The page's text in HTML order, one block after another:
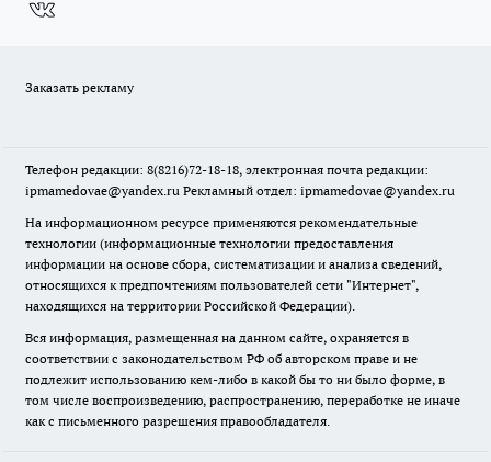
Заказать рекламу
Телефон редакции: 8(8216)72-18-18, электронная почта редакции:
ipmamedovae@yandex.ru Рекламный отдел: ipmamedovae@yandex.ru
На информационном ресурсе применяются рекомендательные
технологии (информационные технологии предоставления
информации на основе сбора, систематизации и анализа сведений,
относящихся к предпочтениям пользователей сети "Интернет",
находящихся на территории Российской Федерации).
Вся информация, размещенная на данном сайте, охраняется в
соответствии с законодательством РФ об авторском праве и не
подлежит использованию кем-либо в какой бы то ни было форме, в
том числе воспроизведению, распространению, переработке не иначе
как с письменного разрешения правообладателя.